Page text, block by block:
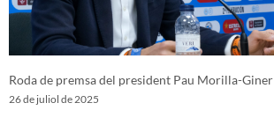
Roda de premsa del president Pau Morilla-Giner
26 de juliol de 2025